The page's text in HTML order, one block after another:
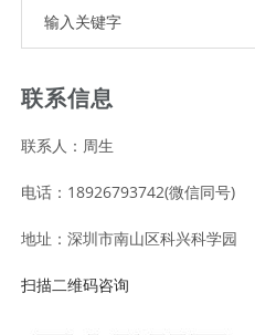
联系信息
联系人：周生
电话：18926793742(微信同号)
地址：深圳市南山区科兴科学园
扫描二维码咨询